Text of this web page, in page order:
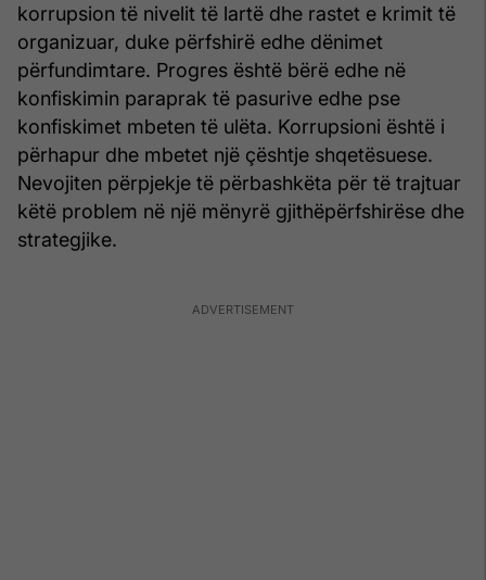
korrupsion të nivelit të lartë dhe rastet e krimit të
organizuar, duke përfshirë edhe dënimet
përfundimtare. Progres është bërë edhe në
konfiskimin paraprak të pasurive edhe pse
konfiskimet mbeten të ulëta. Korrupsioni është i
përhapur dhe mbetet një çështje shqetësuese.
Nevojiten përpjekje të përbashkëta për të trajtuar
këtë problem në një mënyrë gjithëpërfshirëse dhe
strategjike.